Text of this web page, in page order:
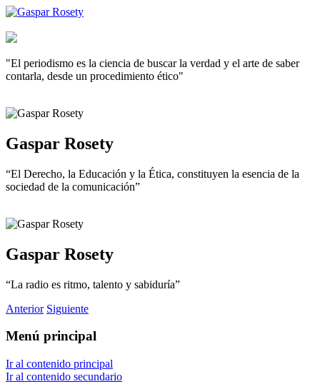
"El periodismo es la ciencia de buscar la verdad y el arte de saber
contarla, desde un procedimiento ético"
Gaspar Rosety
“El Derecho, la Educación y la Ética, constituyen la esencia de la
sociedad de la comunicación”
Gaspar Rosety
“La radio es ritmo, talento y sabiduría”
Anterior Siguiente
Menú principal
Ir al contenido principal
Ir al contenido secundario